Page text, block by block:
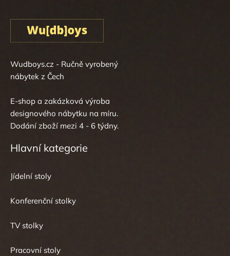
Wudboys.cz - Ručně vyrobený
nábytek z Čech
E-shop a zakázková výroba
designového nábytku na míru.
Dodání zboží mezi 4 - 6 týdny.
Hlavní kategorie
Jídelní stoly
Konferenční stolky
TV stolky
Pracovní stoly